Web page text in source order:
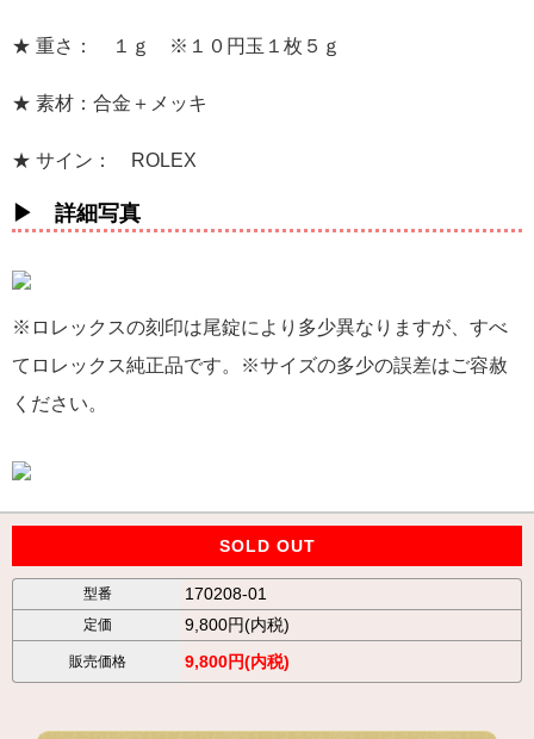
★ 重さ： １ｇ ※１０円玉１枚５ｇ
★ 素材：合金＋メッキ
★ サイン： ROLEX
▶ 詳細写真
※ロレックスの刻印は尾錠により多少異なりますが、すべ
てロレックス純正品です。※サイズの多少の誤差はご容赦
ください。
SOLD OUT
型番 170208-01
定価 9,800円(内税)
販売価格 9,800円(内税)